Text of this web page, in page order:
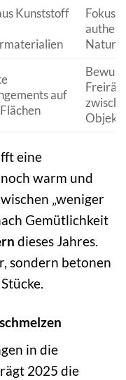
Kunststoff
Fokus
auf
eine
warm und
„weniger
Gemütlichkeit
dieses Jahres.
sondern betonen
in die
2025 die